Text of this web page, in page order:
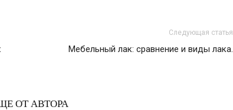
Следующая статья
Мебельный лак: сравнение и виды лака.
ОТ АВТОРА